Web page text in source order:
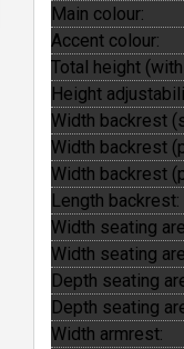
Main colour:
Accent colour:
Total height
Height
Width backrest
Width backrest
Width backrest
Length backrest:
Width seating
Width seating
Depth seating
Depth seating
Width armrest: